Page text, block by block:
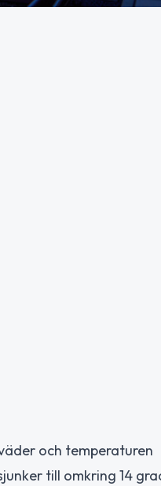
och temperaturen
till omkring 14